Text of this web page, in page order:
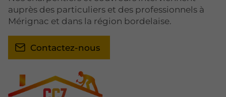
auprès des particuliers et des professionnels à
Mérignac et dans la région bordelaise.
Contactez-nous